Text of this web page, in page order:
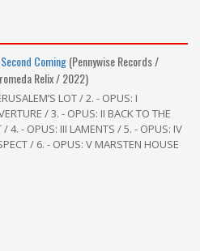
Coming(Pennywise Records /
Relix / 2022)
LOT / 2. - OPUS: I
/ 3. - OPUS: II BACK TO THE
/ 4. - OPUS: III LAMENTS / 5. - OPUS: IV
/ 6. - OPUS: V MARSTEN HOUSE